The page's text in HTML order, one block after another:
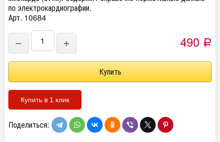
по электрокардиографии.
Арт. 10684
− + 490 Р
Купить в 1 клик
Поделиться: